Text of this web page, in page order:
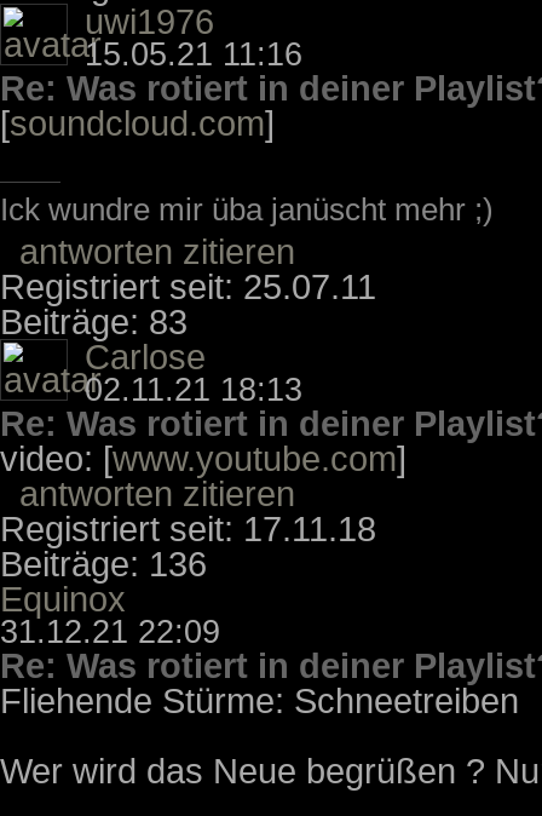
uwi1976
15.05.21 11:16
Re: Was rotiert in deiner
[soundcloud.com]
Ick wundre mir üba janüscht mehr ;)
antworten zitieren
Registriert seit: 25.07.11
Beiträge: 83
Carlose
02.11.21 18:13
Re: Was rotiert in deiner
video: [www.youtube.com]
antworten zitieren
Registriert seit: 17.11.18
Beiträge: 136
Equinox
31.12.21 22:09
Re: Was rotiert in deiner
Fliehende Stürme: Schneetreiben
Wer wird das Neue begrüßen ?